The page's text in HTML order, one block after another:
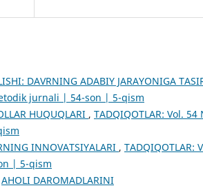
DAVRNING ADABIY JARAYONIGA
jurnali | 54-son | 5-qism
HUQUQLARI , TADQIQOTLAR: Vol. 54
INNOVATSIYALARI , TADQIQOTLAR:
| 5-qism
AHOLI DAROMADLARINI